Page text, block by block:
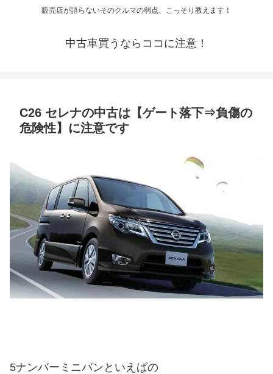
販売店が語らないそのクルマの弱点、こっそり教えます！
中古車買うならココに注意！
C26 セレナの中古は【ゲート落下⇒負傷の
危険性】に注意です
5ナンバーミニバンといえばの